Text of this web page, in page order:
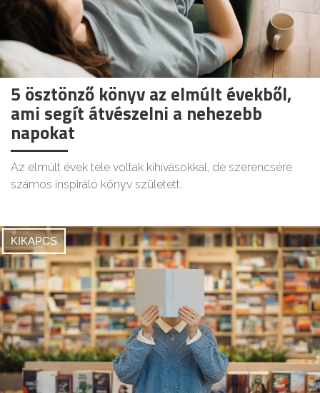
5 ösztönző könyv az elmúlt évekből,
ami segít átvészelni a nehezebb
napokat
Az elmúlt évek tele voltak kihívásokkal, de szerencsére
számos inspiráló könyv született.
KIKAPCS